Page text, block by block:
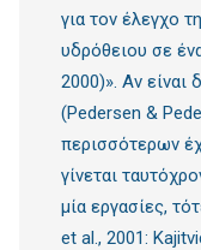
για τον έλεγχο
υδρόθειου σε
2000)». Αν είναι
(Pedersen &
περισσότερων
γίνεται
μία εργασίες,
et al., 2001: